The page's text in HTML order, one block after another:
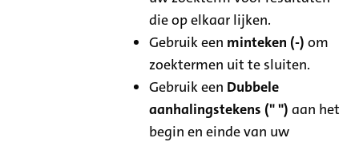
die op elkaar lijken.
Gebruik een minteken (-) om
zoektermen uit te sluiten.
Gebruik een Dubbele
aanhalingstekens (" ") aan het
begin en einde van uw